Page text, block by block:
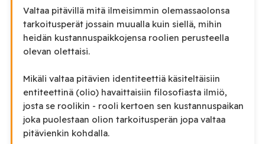
Valtaa pitävillä mitä ilmeisimmin olemassaolonsa
tarkoitusperät jossain muualla kuin siellä, mihin
heidän kustannuspaikkojensa roolien perusteella
olevan olettaisi.
Mikäli valtaa pitävien identiteettiä käsiteltäisiin
entiteettinä (olio) havaittaisiin filosofiasta ilmiö,
josta se roolikin - rooli kertoen sen kustannuspaikan
joka puolestaan olion tarkoitusperän jopa valtaa
pitävienkin kohdalla.